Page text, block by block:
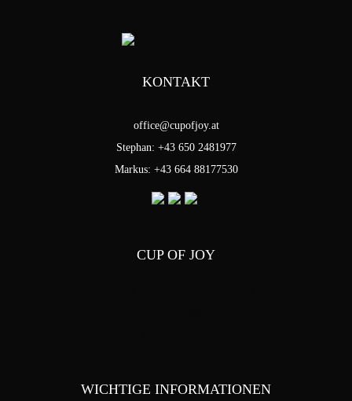
KONTAKT
office@cupofjoy.at
Stephan: +43 650 2481977
Markus: +43 664 88177530
CUP OF JOY
WICHTIGE INFORMATIONEN